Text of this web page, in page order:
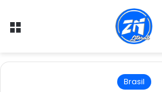
Menu
Brasil